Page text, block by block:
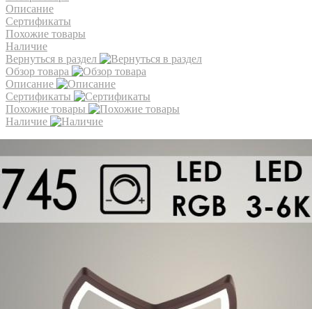
Описание
Сертификаты
Похожие товары
Наличие
Вернуться в раздел
Обзор товара
Описание
Сертификаты
Похожие товары
Наличие